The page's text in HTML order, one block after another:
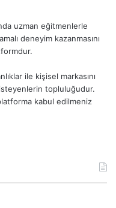
uzman eğitmenlerle
deneyim kazanmasını
ile kişisel markasını
topluluğudur.
kabul edilmeniz